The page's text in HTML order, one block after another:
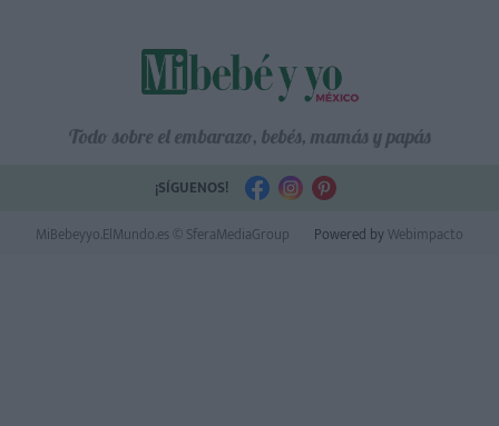
Todo sobre el embarazo, bebés, mamás y papás
¡SÍGUENOS!
MiBebeyyo.ElMundo.es © SferaMediaGroup
Powered byWebimpacto